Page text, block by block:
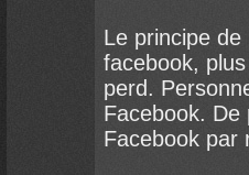
Le principe
facebook,
perd.
Facebook. De
Facebook par